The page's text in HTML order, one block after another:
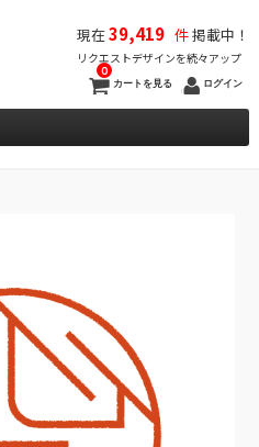
現在39,419 件掲載中！
リクエストデザインを続々アップ
カートを見る
0
ログイン